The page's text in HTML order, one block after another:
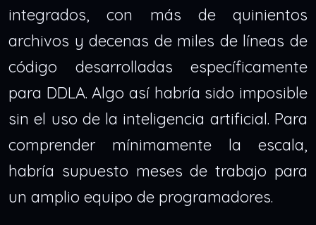
integrados, con más de quinientos
archivos y decenas de miles de líneas de
código desarrolladas específicamente
para DDLA. Algo así habría sido imposible
sin el uso de la inteligencia artificial. Para
comprender mínimamente la escala,
habría supuesto meses de trabajo para
un amplio equipo de programadores.